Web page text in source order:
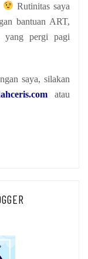
Rutinitas saya
bantuan ART,
yang pergi pagi
saya, silakan
atau